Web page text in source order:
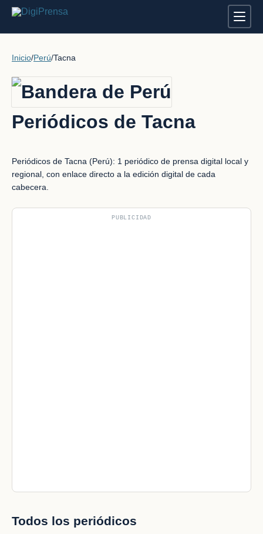
Inicio/Perú/Tacna
Periódicos de Tacna
Periódicos de Tacna (Perú): 1 periódico de prensa digital local y
regional, con enlace directo a la edición digital de cada
cabecera.
PUBLICIDAD
Todos los periódicos